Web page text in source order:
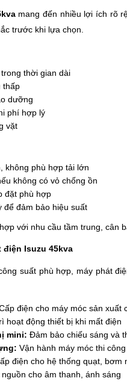
mang đến nhiều lợi ích rõ
trước khi lựa chọn.
thời gian dài
thấp
dưỡng
phí hợp lý
vặt
không phù hợp tải lớn
không có vỏ chống ồn
đặt phù hợp
để đảm bảo hiệu suất
với nhu cầu tầm trung, cân
điện Isuzu 45kva
suất phù hợp, máy phát
điện cho máy móc sản xuất
hoạt động thiết bị khi mất điện
mini: Đảm bảo chiếu sáng và
Vận hành máy móc thi công
điện cho hệ thống quạt, bơm
nguồn cho âm thanh, ánh sáng